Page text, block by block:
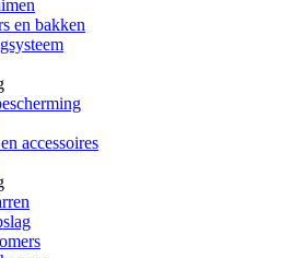
en bakken
accessoires